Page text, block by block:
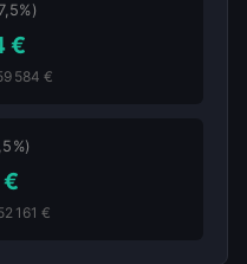
€
584 €
€
161 €